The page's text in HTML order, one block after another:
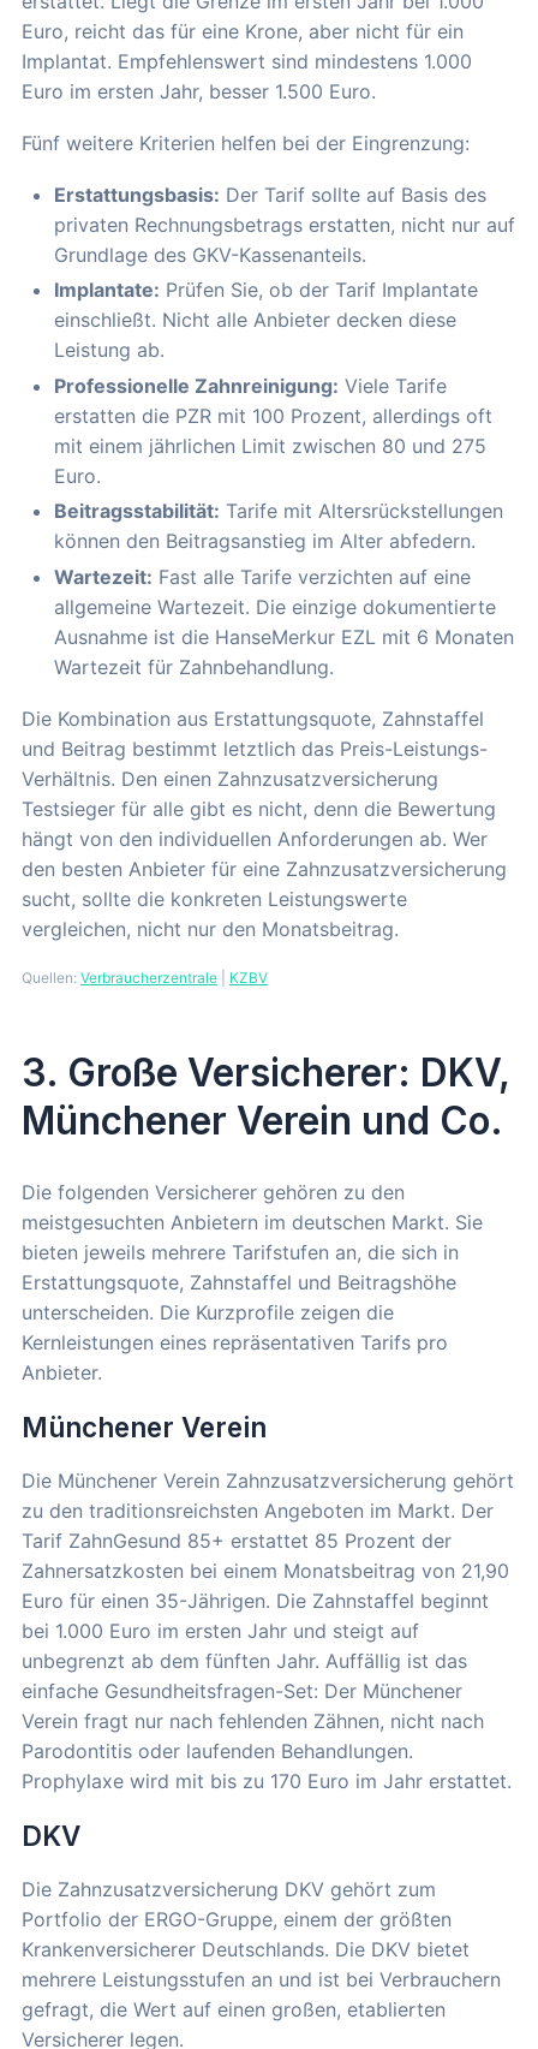
Euro, reicht das für eine Krone, aber nicht für ein
Implantat. Empfehlenswert sind mindestens 1.000
Euro im ersten Jahr, besser 1.500 Euro.
Fünf weitere Kriterien helfen bei der Eingrenzung:
Erstattungsbasis: Der Tarif sollte auf Basis des
privaten Rechnungsbetrags erstatten, nicht nur auf
Grundlage des GKV-Kassenanteils.
Implantate: Prüfen Sie, ob der Tarif Implantate
einschließt. Nicht alle Anbieter decken diese
Leistung ab.
Professionelle Zahnreinigung: Viele Tarife
erstatten die PZR mit 100 Prozent, allerdings oft
mit einem jährlichen Limit zwischen 80 und 275
Euro.
Beitragsstabilität: Tarife mit Altersrückstellungen
können den Beitragsanstieg im Alter abfedern.
Wartezeit: Fast alle Tarife verzichten auf eine
allgemeine Wartezeit. Die einzige dokumentierte
Ausnahme ist die HanseMerkur EZL mit 6 Monaten
Wartezeit für Zahnbehandlung.
Die Kombination aus Erstattungsquote, Zahnstaffel
und Beitrag bestimmt letztlich das Preis-Leistungs-
Verhältnis. Den einen Zahnzusatzversicherung
Testsieger für alle gibt es nicht, denn die Bewertung
hängt von den individuellen Anforderungen ab. Wer
den besten Anbieter für eine Zahnzusatzversicherung
sucht, sollte die konkreten Leistungswerte
vergleichen, nicht nur den Monatsbeitrag.
Quellen: Verbraucherzentrale KZBV
3. Große Versicherer: DKV,
Münchener Verein und Co.
Die folgenden Versicherer gehören zu den
meistgesuchten Anbietern im deutschen Markt. Sie
bieten jeweils mehrere Tarifstufen an, die sich in
Erstattungsquote, Zahnstaffel und Beitragshöhe
unterscheiden. Die Kurzprofile zeigen die
Kernleistungen eines repräsentativen Tarifs pro
Anbieter.
Münchener Verein
Die Münchener Verein Zahnzusatzversicherung gehört
zu den traditionsreichsten Angeboten im Markt. Der
Tarif ZahnGesund 85+ erstattet 85 Prozent der
Zahnersatzkosten bei einem Monatsbeitrag von 21,90
Euro für einen 35-Jährigen. Die Zahnstaffel beginnt
bei 1.000 Euro im ersten Jahr und steigt auf
unbegrenzt ab dem fünften Jahr. Auffällig ist das
einfache Gesundheitsfragen-Set: Der Münchener
Verein fragt nur nach fehlenden Zähnen, nicht nach
Parodontitis oder laufenden Behandlungen.
Prophylaxe wird mit bis zu 170 Euro im Jahr erstattet.
DKV
Die Zahnzusatzversicherung DKV gehört zum
Portfolio der ERGO-Gruppe, einem der größten
Krankenversicherer Deutschlands. Die DKV bietet
mehrere Leistungsstufen an und ist bei Verbrauchern
gefragt, die Wert auf einen großen, etablierten
Versicherer legen.